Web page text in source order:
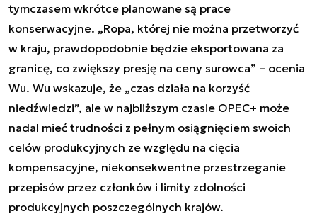
tymczasem wkrótce planowane są prace
konserwacyjne. „Ropa, której nie można przetworzyć
w kraju, prawdopodobnie będzie eksportowana za
granicę, co zwiększy presję na ceny surowca” – ocenia
Wu. Wu wskazuje, że „czas działa na korzyść
niedźwiedzi”, ale w najbliższym czasie OPEC+ może
nadal mieć trudności z pełnym osiągnięciem swoich
celów produkcyjnych ze względu na cięcia
kompensacyjne, niekonsekwentne przestrzeganie
przepisów przez członków i limity zdolności
produkcyjnych poszczególnych krajów.